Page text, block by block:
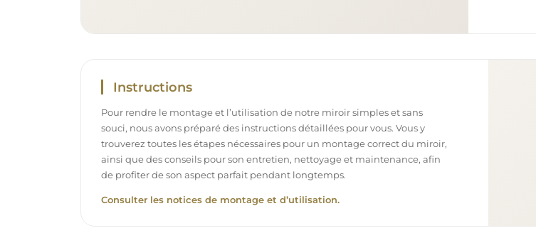
Instructions
Pour rendre le montage et l’utilisation de notre miroir simples et sans
souci, nous avons préparé des instructions détaillées pour vous. Vous y
trouverez toutes les étapes nécessaires pour un montage correct du miroir,
ainsi que des conseils pour son entretien, nettoyage et maintenance, afin
de profiter de son aspect parfait pendant longtemps.
Consulter les notices de montage et d’utilisation.